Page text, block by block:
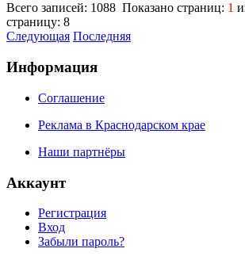
Всего записей: 1088 Показано страниц: 1
страницу: 8
Следующая Последняя
Информация
Соглашение
Реклама в Краснодарском крае
Наши партнёры
Аккаунт
Регистрация
Вход
Забыли пароль?